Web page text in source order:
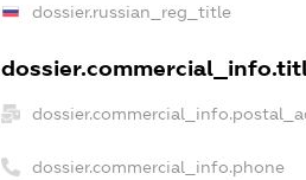
dossier.russian_reg_title
dossier.commercial_info.phone